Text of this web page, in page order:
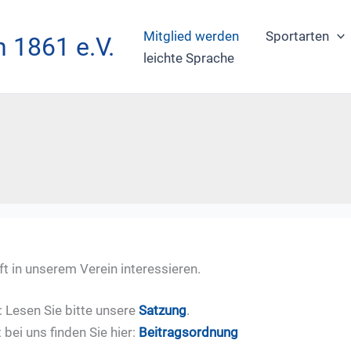
1861 e.V. Mitglied werden
Sportarten
leichte Sprache
in unserem Verein interessieren.
Lesen Sie bitte unsere Satzung.
uns finden Sie hier: Beitragsordnung